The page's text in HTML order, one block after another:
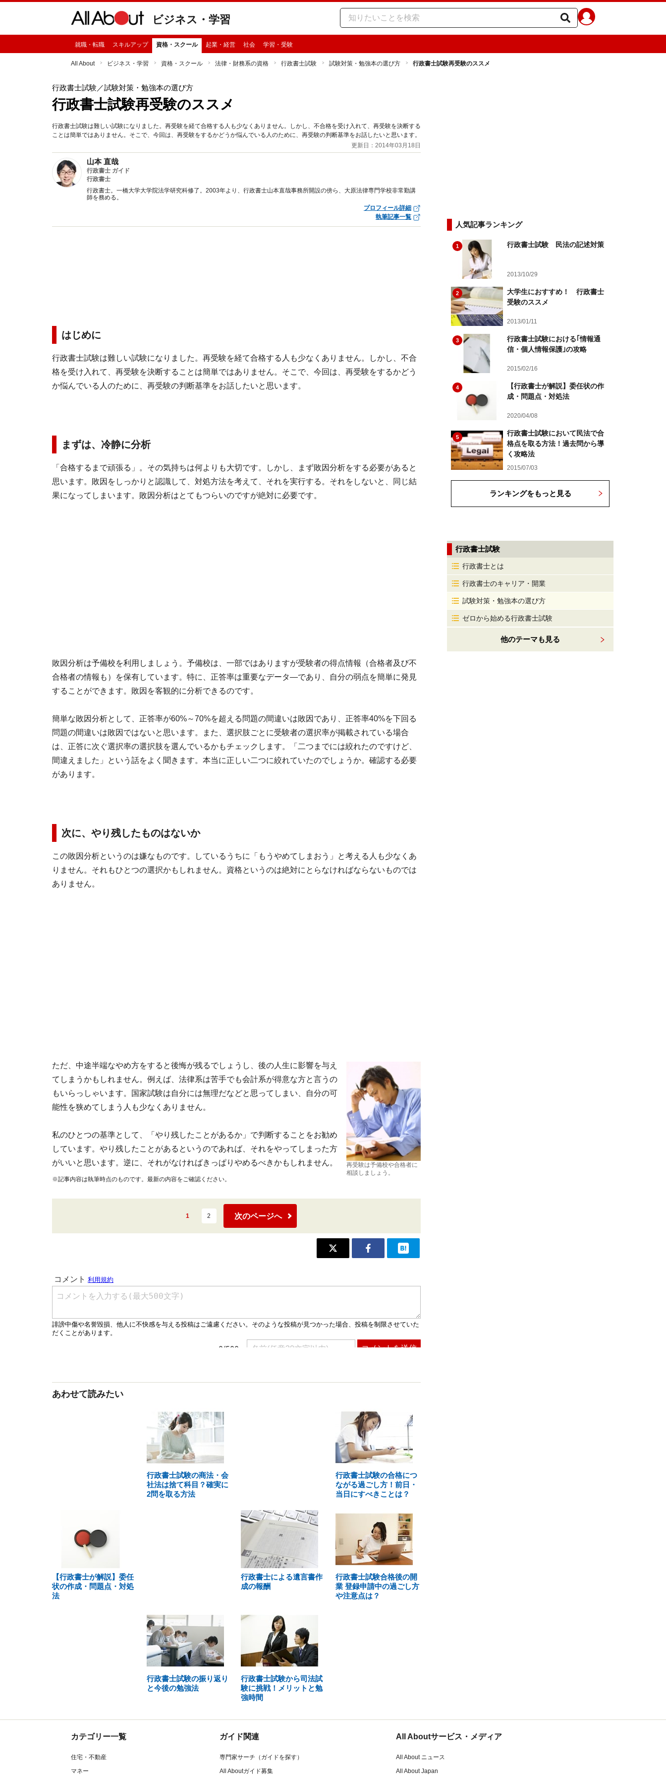
ビジネス・学習
就職・転職 スキルアップ 資格・スクール 起業・経営 社会 学習・受験
All About ビジネス・学習 資格・スクール 法律・財務系の資格 行政書士試験 試験対策・勉強本の選び方 行政書士試験再受験のススメ
行政書士試験 ／試験対策・勉強本の選び方
行政書士試験再受験のススメ
行政書士試験は難しい試験になりました。再受験を経て合格する人も少なくありません。しかし、不合格を受け入れて、再受験を決断する
ことは簡単ではありません。そこで、今回は、再受験をするかどうか悩んでいる人のために、再受験の判断基準をお話したいと思います。
更新日：2014年03月18日
山本 直哉
行政書士 ガイド
行政書士
行政書士。一橋大学大学院法学研究科修了。2003年より、行政書士山本直哉事務所開設の傍ら、大原法律専門学校非常勤講
師を務める。
プロフィール詳細
執筆記事一覧
はじめに
行政書士試験は難しい試験になりました。再受験を経て合格する人も少なくありません。しかし、不合
格を受け入れて、再受験を決断することは簡単ではありません。そこで、今回は、再受験をするかどう
か悩んでいる人のために、再受験の判断基準をお話したいと思います。
まずは、冷静に分析
「合格するまで頑張る」。その気持ちは何よりも大切です。しかし、まず敗因分析をする必要があると
思います。敗因をしっかりと認識して、対処方法を考えて、それを実行する。それをしないと、同じ結
果になってしまいます。敗因分析はとてもつらいのですが絶対に必要です。
敗因分析は予備校を利用しましょう。予備校は、一部ではありますが受験者の得点情報（合格者及び不
合格者の情報も）を保有しています。特に、正答率は重要なデータ―であり、自分の弱点を簡単に発見
することができます。敗因を客観的に分析できるのです。
簡単な敗因分析として、正答率が60%～70%を超える問題の間違いは敗因であり、正答率40%を下回る
問題の間違いは敗因ではないと思います。また、選択肢ごとに受験者の選択率が掲載されている場合
は、正答に次ぐ選択率の選択肢を選んでいるかもチェックします。「二つまでには絞れたのですけど、
間違えました」という話をよく聞きます。本当に正しい二つに絞れていたのでしょうか。確認する必要
があります。
次に、やり残したものはないか
この敗因分析というのは嫌なものです。しているうちに「もうやめてしまおう」と考える人も少なくあ
りません。それもひとつの選択かもしれません。資格というのは絶対にとらなければならないものでは
ありません。
再受験は予備校や合格者に
相談しましょう。
ただ、中途半端なやめ方をすると後悔が残るでしょうし、後の人生に影響を与え
てしまうかもしれません。例えば、法律系は苦手でも会計系が得意な方と言うの
もいらっしゃいます。国家試験は自分には無理だなどと思ってしまい、自分の可
能性を狭めてしまう人も少なくありません。
私のひとつの基準として、「やり残したことがあるか」で判断することをお勧め
しています。やり残したことがあるというのであれば、それをやってしまった方
がいいと思います。逆に、それがなければきっぱりやめるべきかもしれません。
※記事内容は執筆時点のものです。最新の内容をご確認ください。
1 2 次のページへ
あわせて読みたい
行政書士試験の商法・会
社法は捨て科目？確実に
2問を取る方法
行政書士試験の合格につ
ながる過ごし方！前日・
当日にすべきことは？
【行政書士が解説】委任
状の作成・問題点・対処
法
行政書士による遺言書作
成の報酬
行政書士試験合格後の開
業 登録申請中の過ごし方
や注意点は？
行政書士試験の振り返り
と今後の勉強法
行政書士試験から司法試
験に挑戦！メリットと勉
強時間
人気記事ランキング
1 行政書士試験 民法の記述対策
2013/10/29
2
大学生におすすめ！ 行政書士
受験のススメ
2013/01/11
3
行政書士試験における｢情報通
信・個人情報保護｣の攻略
2015/02/16
4
【行政書士が解説】委任状の作
成・問題点・対処法
2020/04/08
5
行政書士試験において民法で合
格点を取る方法！過去問から導
く攻略法
2015/07/03
ランキングをもっと見る
行政書士試験
行政書士とは
行政書士のキャリア・開業
試験対策・勉強本の選び方
ゼロから始める行政書士試験
他のテーマも見る
カテゴリー一覧
住宅・不動産
マネー
ガイド関連
専門家サーチ（ガイドを探す）
All Aboutガイド募集
All Aboutサービス・メディア
All About ニュース
All About Japan